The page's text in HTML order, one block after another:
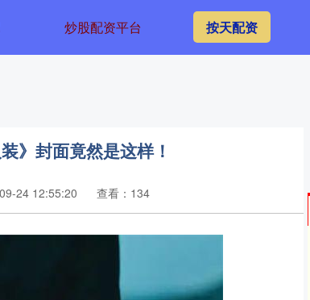
炒股配资平台 按天配资
》封面竟然是这样！
24 12:55:20 查看：134